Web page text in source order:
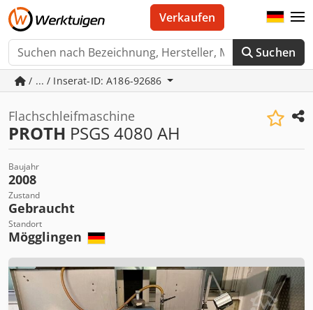
Suchen
Verkaufen
/ ... / Inserat-ID: A186-92686
Flachschleifmaschine
PROTH PSGS 4080 AH
Baujahr
2008
Zustand
Gebraucht
Standort
Mögglingen